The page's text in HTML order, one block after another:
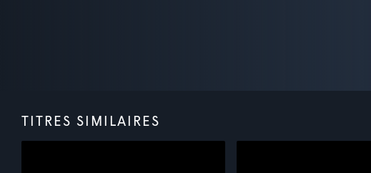
TITRES SIMILAIRES